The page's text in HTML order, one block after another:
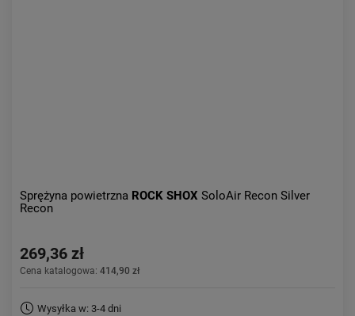
Sprężyna powietrzna ROCK SHOX SoloAir Recon Silver
Recon
269,36 zł
Cena katalogowa: 414,90 zł
Wysyłka w: 3-4 dni